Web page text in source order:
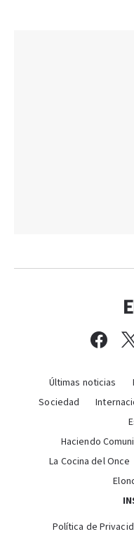
Últimas noticias
Sociedad
Haciendo
La Cocina del Once
Política de